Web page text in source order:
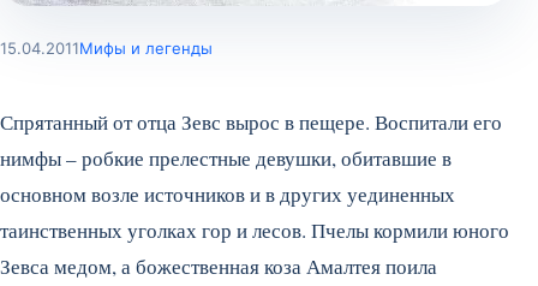
15.04.2011Мифы и легенды
Спрятанный от отца Зевс вырос в пещере. Воспитали его
нимфы – робкие прелестные девушки, обитавшие в
основном возле источников и в других уединенных
таинственных уголках гор и лесов. Пчелы кормили юного
Зевса медом, а божественная коза Амалтея поила